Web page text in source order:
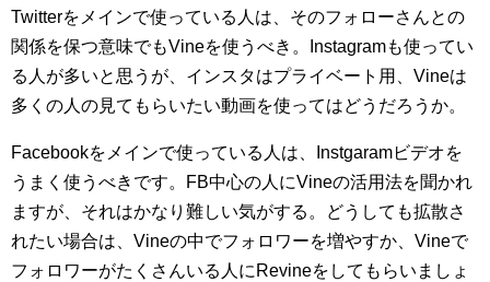
Twitterをメインで使っている人は、そのフォローさんとの
関係を保つ意味でもVineを使うべき。Instagramも使ってい
る人が多いと思うが、インスタはプライベート用、Vineは
多くの人の見てもらいたい動画を使ってはどうだろうか。
Facebookをメインで使っている人は、Instgaramビデオを
うまく使うべきです。FB中心の人にVineの活用法を聞かれ
ますが、それはかなり難しい気がする。どうしても拡散さ
れたい場合は、Vineの中でフォロワーを増やすか、Vineで
フォロワーがたくさんいる人にRevineをしてもらいましょ